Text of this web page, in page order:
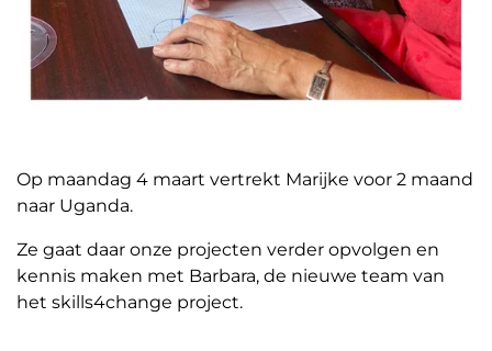
Op maandag 4 maart vertrekt Marijke voor 2 maand
naar Uganda.
Ze gaat daar onze projecten verder opvolgen en
kennis maken met Barbara, de nieuwe team van
het skills4change project.